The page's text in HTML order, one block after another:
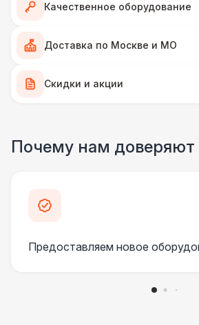
Прилавок
Палатка 2,5 х 2,5 м
Шатер Пагода
БАРЬЕР БЕЗОПАСНОСТИ
Качественное оборудование
Доставка по Москве и МО
Скидки и акции
Почему нам доверяют
Предоставляем новое